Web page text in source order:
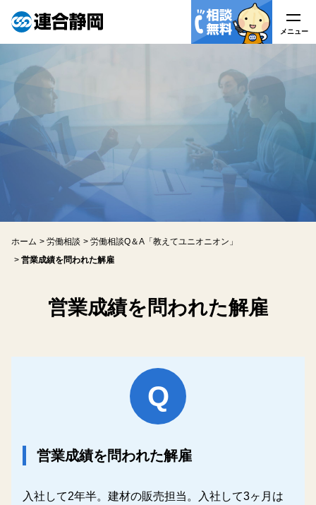
メニュー
メニュー
連合静岡について
はたらく皆様へ
労働組合の皆様へ
労働相談
労働相談
アクセス
ホーム 労働相談
労働相談Q＆A「教えてユニオニオン」
営業成績を問われた解雇
営業成績を問われた解雇
Q
営業成績を問われた解雇
入社して2年半。建材の販売担当。入社して3ヶ月は